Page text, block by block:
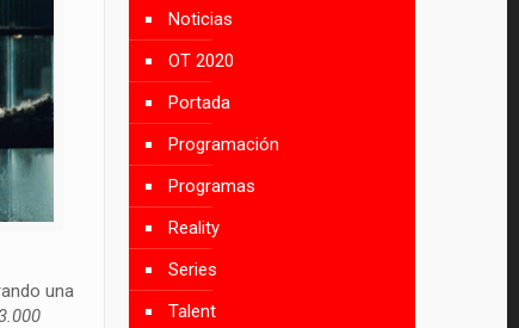
una
Noticias
OT 2020
Portada
Programación
Programas
Reality
Series
Talent